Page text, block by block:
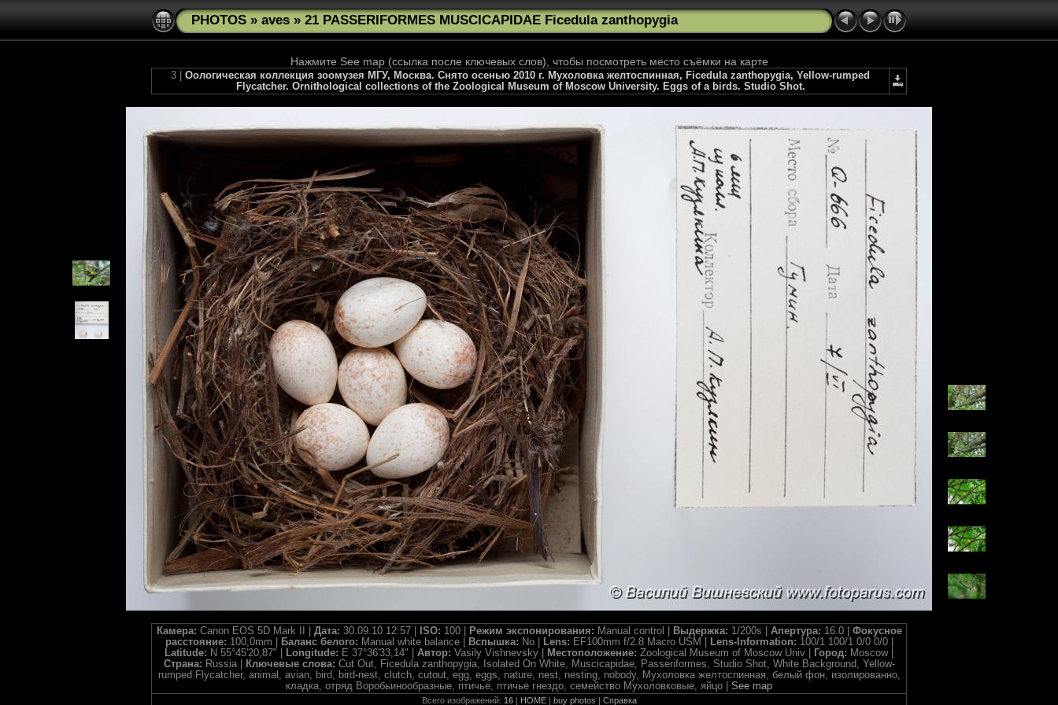
PHOTOS » aves » 21 PASSERIFORMES MUSCICAPIDAE Ficedula zanthopygia
Нажмите See map (ссылка после ключевых слов), чтобы посмотреть место съёмки на карте
3 | Оологическая коллекция зоомузея МГУ, Москва. Снято осенью 2010 г. Мухоловка желтоспинная, Ficedula zanthopygia, Yellow-rumped
Flycatcher. Ornithological collections of the Zoological Museum of Moscow University. Eggs of a birds. Studio Shot.
Камера: Canon EOS 5D Mark II | Дата: 30.09.10 12:57 | ISO: 100 | Режим экспонирования: Manual control | Выдержка: 1/200s | Апертура: 16.0 | Фокусное
расстояние: 100,0mm | Баланс белого: Manual white balance | Вспышка: No | Lens: EF100mm f/2.8 Macro USM | Lens-Information: 100/1 100/1 0/0 0/0 |
Latitude: N 55°45'20,87" | Longitude: E 37°36'33,14" | Автор: Vasily Vishnevsky | Местоположение: Zoological Museum of Moscow Univ | Город: Moscow |
Страна: Russia | Ключевые слова: Cut Out, Ficedula zanthopygia, Isolated On White, Muscicapidae, Passeriformes, Studio Shot, White Background, Yellow-
rumped Flycatcher, animal, avian, bird, bird-nest, clutch, cutout, egg, eggs, nature, nest, nesting, nobody, Мухоловка желтоспинная, белый фон, изолированно,
кладка, отряд Воробьинообразные, птичье, птичье гнездо, семейство Мухоловковые, яйцо | See map
Всего изображений: 16| HOME| buy photos | Справка